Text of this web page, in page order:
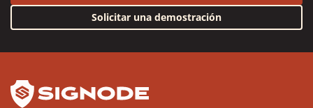
Solicitar una demostración